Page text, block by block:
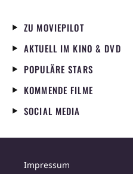
ZU MOVIEPILOT
AKTUELL IM KINO & DVD
POPULÄRE STARS
KOMMENDE FILME
SOCIAL MEDIA
Impressum